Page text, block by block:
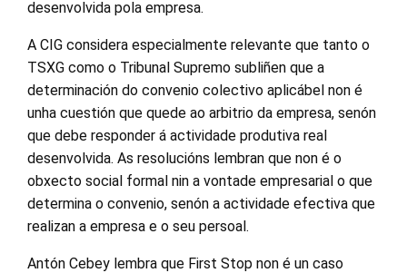
desenvolvida pola empresa.
A CIG considera especialmente relevante que tanto o
TSXG como o Tribunal Supremo subliñen que a
determinación do convenio colectivo aplicábel non é
unha cuestión que quede ao arbitrio da empresa, senón
que debe responder á actividade produtiva real
desenvolvida. As resolucións lembran que non é o
obxecto social formal nin a vontade empresarial o que
determina o convenio, senón a actividade efectiva que
realizan a empresa e o seu persoal.
Antón Cebey lembra que First Stop non é un caso